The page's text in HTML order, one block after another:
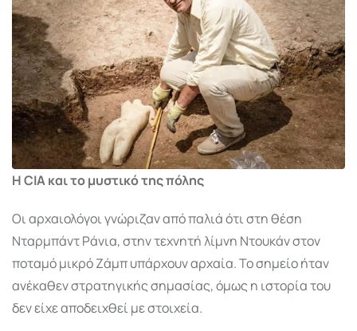
Η CIA και το μυστικό της πόλης
Οι αρχαιολόγοι γνώριζαν από παλιά ότι στη θέση
Νταρμπάντ Ράνια, στην τεχνητή λίμνη Ντουκάν στον
ποταμό μικρό Ζάμπ υπάρχουν αρχαία. Το σημείο ήταν
ανέκαθεν στρατηγικής σημασίας, όμως η ιστορία του
δεν είχε αποδειχθεί με στοιχεία.